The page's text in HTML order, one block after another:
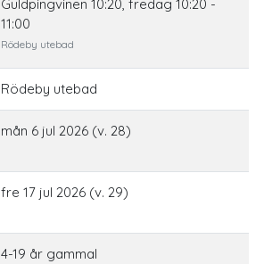
Guldpingvinen 10:20, fredag 10:20 -
11:00
Rödeby utebad
Rödeby utebad
mån 6 jul 2026 (v. 28)
fre 17 jul 2026 (v. 29)
4-19 år gammal